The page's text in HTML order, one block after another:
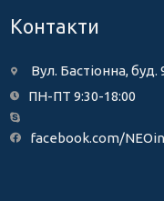
Контакти
Вул. Бастіонна, буд.
ПН-ПТ 9:30-18:00
facebook.com/